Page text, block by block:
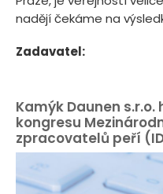
nadějí čekáme na
Zadavatel:
Kamýk Daunen
kongresu
zpracovatelů peří